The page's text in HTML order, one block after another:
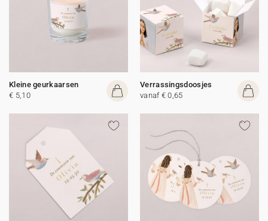
Kleine geurkaarsen
€ 5,10
Verrassingsdoosjes
vanaf € 0,65